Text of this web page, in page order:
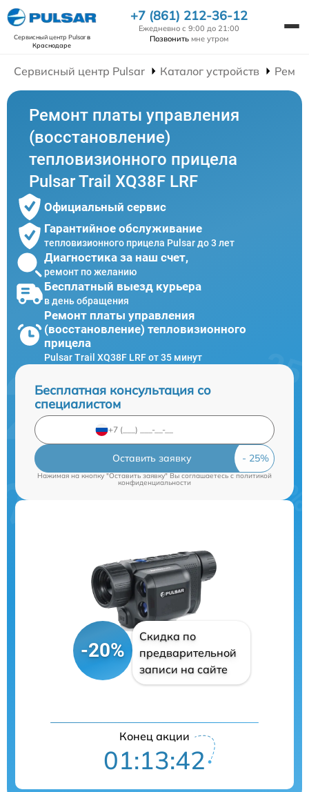
Сервисный центр Pulsarв
Краснодаре
+7 (861) 212-36-12
Ежедневно с 9:00 до 21:00
Позвонить мне утром
Сервисный центр Pulsar Каталог устройств
Ремонт платы управления
(восстановление)
тепловизионного прицела
Pulsar Trail XQ38F LRF
Официальный сервис
Гарантийное обслуживание
тепловизионного прицела Pulsar до 3 лет
Диагностика за наш счет,
ремонт по желанию
Бесплатный выезд курьера
в день обращения
Ремонт платы управления
(восстановление) тепловизионного
прицела
Pulsar Trail XQ38F LRF от 35 минут
Бесплатная консультация со
специалистом
Оставить заявку
Нажимая на кнопку "Оставить заявку" Вы соглашаетесь cполитикой
конфиденциальности
-20%
Скидка по
предварительной
записи на сайте
Конец акции
01:13:41